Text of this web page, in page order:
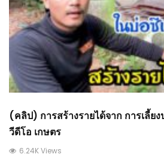
(คลิป) การสร้างรายได้จาก การเลี้ย
วีดีโอ เกษตร
6.24K Views